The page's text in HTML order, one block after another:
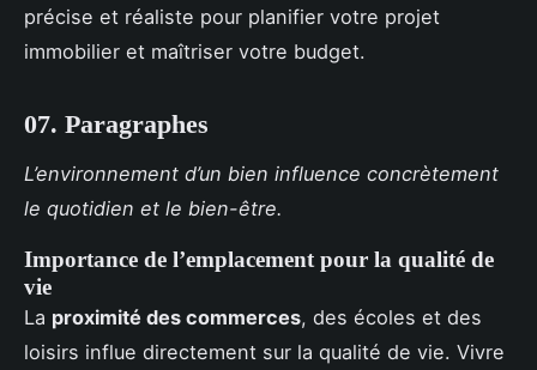
précise et réaliste pour planifier votre projet
immobilier et maîtriser votre budget.
07. Paragraphes
L’environnement d’un bien influence concrètement
le quotidien et le bien-être.
Importance de l’emplacement pour la qualité de
vie
La proximité des commerces, des écoles et des
loisirs influe directement sur la qualité de vie. Vivre